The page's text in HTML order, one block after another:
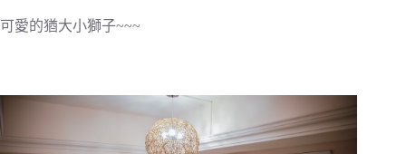
可愛的猶大小獅子~~~